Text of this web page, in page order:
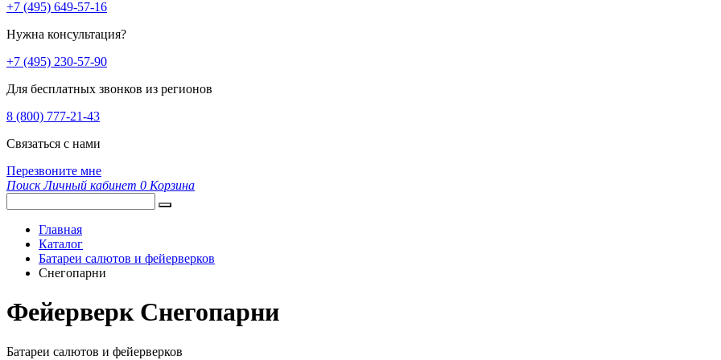
+7 (495) 649-57-16
Нужна консультация?
+7 (495) 230-57-90
Для бесплатных звонков из регионов
8 (800) 777-21-43
Связаться с нами
Перезвоните мне
Поиск Личный кабинет 0 Корзина
Главная
Каталог
Батареи салютов и фейерверков
Снегопарни
Фейерверк Снегопарни
Батареи салютов и фейерверков